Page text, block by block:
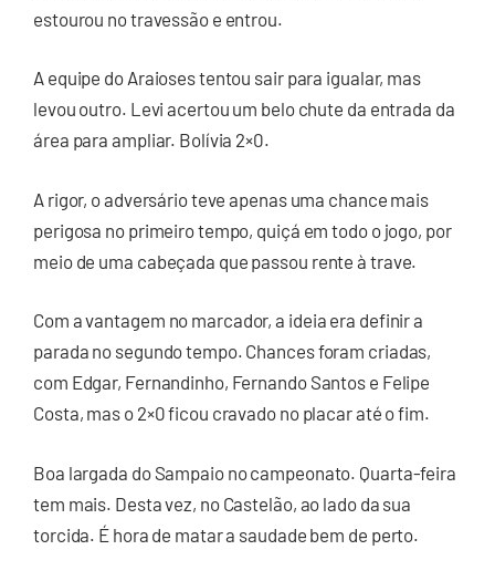
estourou no travessão e entrou.
A equipe do Araioses tentou sair para igualar, mas
levou outro. Levi acertou um belo chute da entrada da
área para ampliar. Bolívia 2×0.
A rigor, o adversário teve apenas uma chance mais
perigosa no primeiro tempo, quiçá em todo o jogo, por
meio de uma cabeçada que passou rente à trave.
Com a vantagem no marcador, a ideia era definir a
parada no segundo tempo. Chances foram criadas,
com Edgar, Fernandinho, Fernando Santos e Felipe
Costa, mas o 2×0 ficou cravado no placar até o fim.
Boa largada do Sampaio no campeonato. Quarta-feira
tem mais. Desta vez, no Castelão, ao lado da sua
torcida. É hora de matar a saudade bem de perto.